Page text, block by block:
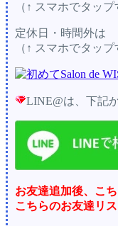
（↑ スマホでタッ
定休日・時間外は
（↑ スマホでタッ
LINE@は、下記
お友達追加後、こ
こちらのお友達リ